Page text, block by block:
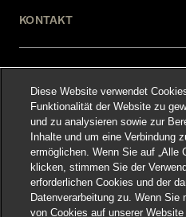
KONTAKT
RECHTLICHES
Diese Website verwendet
Funktionalität der Website zu
und zu analysieren sowie zur
Inhalte und um eine Verbindung
ermöglichen. Wenn Sie auf „Alle
klicken, stimmen Sie der
erforderlichen Cookies und der
Datenverarbeitung zu. Wenn Sie
von Cookies auf unserer